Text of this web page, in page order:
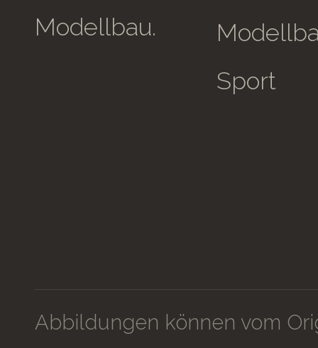
Modellbau.
Sport
Abbildungen können vom